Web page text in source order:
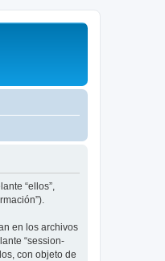
“ellos”,
en los archivos
“session-
con objeto de